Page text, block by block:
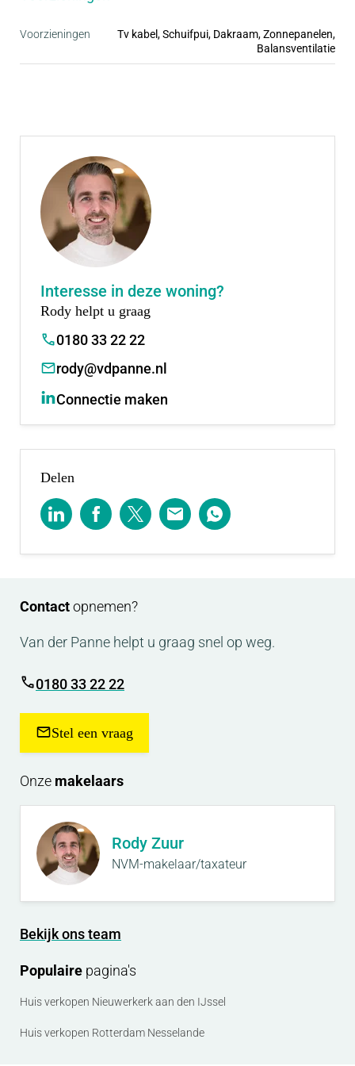
Voorzieningen
Tv kabel, Schuifpui, Dakraam, Zonnepanelen,
Balansventilatie
Interesse in deze woning?
Rody helpt u graag
0180 33 22 22
rody@vdpanne.nl
Connectie maken
Delen
Contactopnemen?
Van der Panne helpt u graag snel op weg.
0180 33 22 22
Stel een vraag
Onze makelaars
Rody Zuur
NVM-makelaar/taxateur
Bekijk ons team
Populaire pagina's
Huis verkopen Nieuwerkerk aan den IJssel
Huis verkopen Rotterdam Nesselande